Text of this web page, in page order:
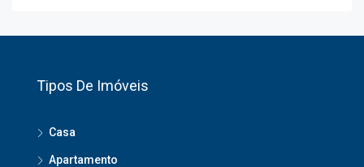
Tipos De Imóveis
Casa
Apartamento